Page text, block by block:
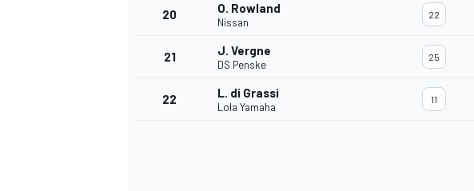
20 O. Rowland
Nissan
22
21 J. Vergne
DS Penske
25
22 L. di Grassi
Lola Yamaha
11